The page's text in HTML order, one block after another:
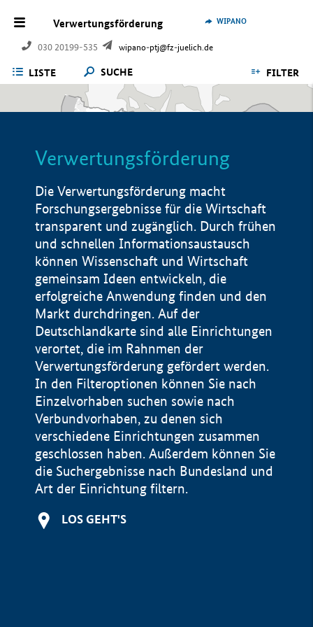
Verwertungsförderung
030 20199-535 wipano-ptj@fz-juelich.de
WIPANO
LISTE SUCHE FILTER
Verwertungsförderung
Die Verwertungsförderung macht
Forschungsergebnisse für die Wirtschaft
transparent und zugänglich. Durch frühen
und schnellen Informationsaustausch
können Wissenschaft und Wirtschaft
gemeinsam Ideen entwickeln, die
erfolgreiche Anwendung finden und den
Markt durchdringen. Auf der
Deutschlandkarte sind alle Einrichtungen
verortet, die im Rahnmen der
Verwertungsförderung gefördert werden.
In den Filteroptionen können Sie nach
Einzelvorhaben suchen sowie nach
Verbundvorhaben, zu denen sich
verschiedene Einrichtungen zusammen
geschlossen haben. Außerdem können Sie
die Suchergebnisse nach Bundesland und
Art der Einrichtung filtern.
LOS GEHT'S